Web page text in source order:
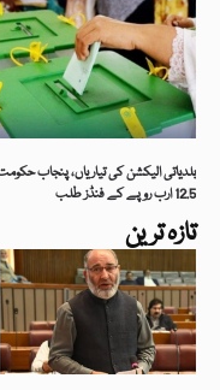
تازہ ترین
بلدیاتی الیکشن کی تیاریاں، پنجاب
12.5 ارب روپے کے فنڈز طلب